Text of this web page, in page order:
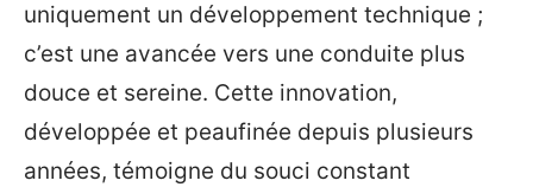
uniquement un développement technique ;
c’est une avancée vers une conduite plus
douce et sereine. Cette innovation,
développée et peaufinée depuis plusieurs
années, témoigne du souci constant